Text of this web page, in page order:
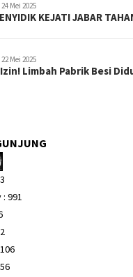
24 Mei 2025
KEJATI JABAR
22 Mei 2025
Limbah Pabrik Besi
991